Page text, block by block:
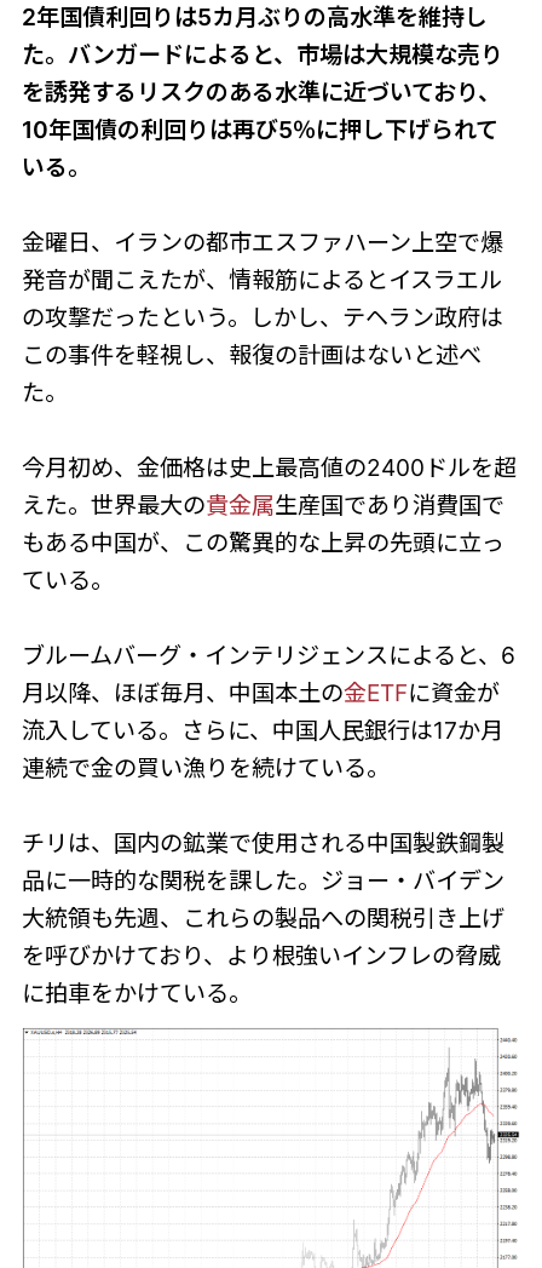
2年国債利回りは5カ月ぶりの高水準を維持し
た。バンガードによると、市場は大規模な売り
を誘発するリスクのある水準に近づいており、
10年国債の利回りは再び5％に押し下げられて
いる。
金曜日、イランの都市エスファハーン上空で爆
発音が聞こえたが、情報筋によるとイスラエル
の攻撃だったという。しかし、テヘラン政府は
この事件を軽視し、報復の計画はないと述べ
た。
今月初め、金価格は史上最高値の2400ドルを超
えた。世界最大の貴金属生産国であり消費国で
もある中国が、この驚異的な上昇の先頭に立っ
ている。
ブルームバーグ・インテリジェンスによると、6
月以降、ほぼ毎月、中国本土の金ETFに資金が
流入している。さらに、中国人民銀行は17か月
連続で金の買い漁りを続けている。
チリは、国内の鉱業で使用される中国製鉄鋼製
品に一時的な関税を課した。ジョー・バイデン
大統領も先週、これらの製品への関税引き上げ
を呼びかけており、より根強いインフレの脅威
に拍車をかけている。